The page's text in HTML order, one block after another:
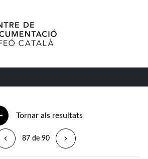
Tornar als resultats
87 de 90